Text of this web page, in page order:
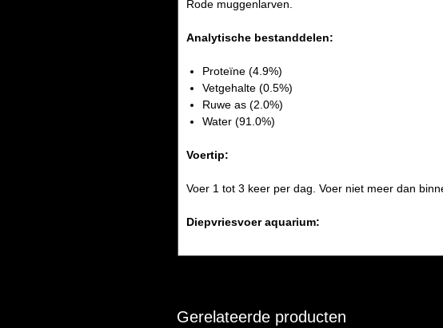
Rode muggenlarven.
Analytische bestanddelen:
Proteïne (4.9%)
Vetgehalte (0.5%)
Ruwe as (2.0%)
Water (91.0%)
Voertip:
Voer 1 tot 3 keer per dag. Voer niet meer dan
Diepvriesvoer aquarium:
Gerelateerde producten